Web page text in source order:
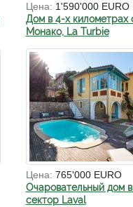
Цена: 1'590'000 EURO
Дом в 4-х километрах
Монако, La Turbie
Цена: 765'000 EURO
Очаровательный дом
сектор Laval